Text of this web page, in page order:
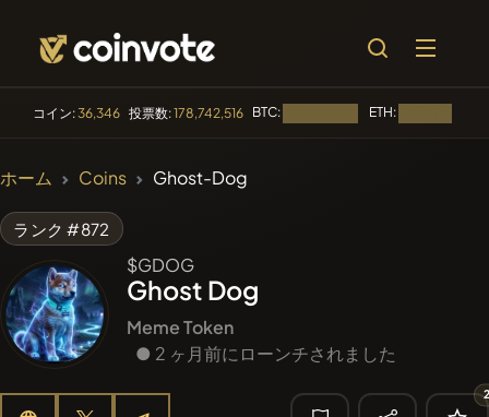
コイン:36,346 投票数:178,742,516 BTC: ETH:
FYRA FYRA
#278
POOPSIE POOPSIE
#102
ホーム Coins Ghost-Dog
ランク #872
$GDOG
Ghost Dog
Meme Token
● 2 ヶ月前にローンチされました